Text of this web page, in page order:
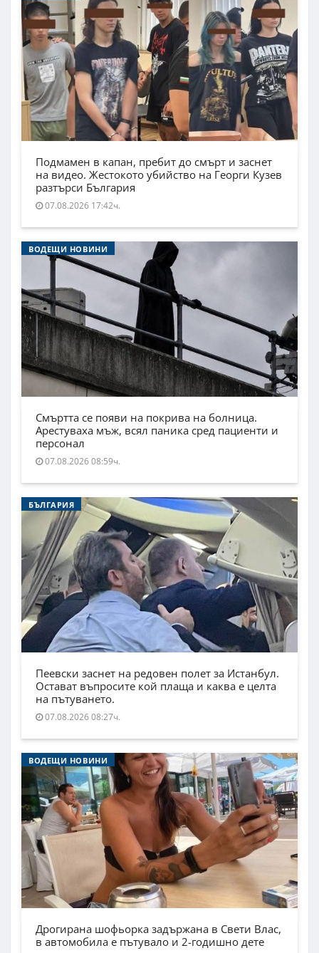
Подмамен в капан, пребит до смърт и заснет
на видео. Жестокото убийство на Георги Кузев
разтърси България
07.08.2026 17:42ч.
ВОДЕЩИ НОВИНИ
Смъртта се появи на покрива на болница.
Арестуваха мъж, всял паника сред пациенти и
персонал
07.08.2026 08:59ч.
БЪЛГАРИЯ
Пеевски заснет на редовен полет за Истанбул.
Остават въпросите кой плаща и каква е целта
на пътуването.
07.08.2026 08:27ч.
ВОДЕЩИ НОВИНИ
Дрогирана шофьорка задържана в Свети Влас,
в автомобила е пътувало и 2-годишно дете